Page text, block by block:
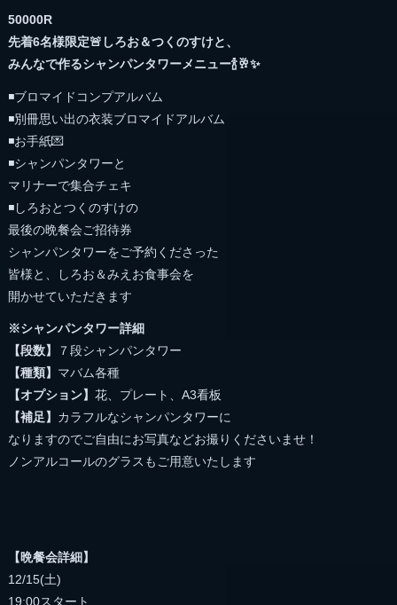
50000R
先着6名様限定🚨しろお＆つくのすけと、
みんなで作るシャンパンタワーメニュー🍾🥂✨
◾️ブロマイドコンプアルバム
◾️別冊思い出の衣装ブロマイドアルバム
◾️お手紙💌
◾️シャンパンタワーと
マリナーで集合チェキ
◾️しろおとつくのすけの
最後の晩餐会ご招待券
シャンパンタワーをご予約くださった
皆様と、しろお＆みえお食事会を
開かせていただきます
※シャンパンタワー詳細
【段数】
７段シャンパンタワー
【種類】 マバム各種
【オプション】 花、プレート、A3看板
【補足】 カラフルなシャンパンタワーに
なりますのでご自由にお写真などお撮りくださいませ！
ノンアルコールのグラスもご用意いたします
【晩餐会詳細】
12/15(土)
19:00スタート